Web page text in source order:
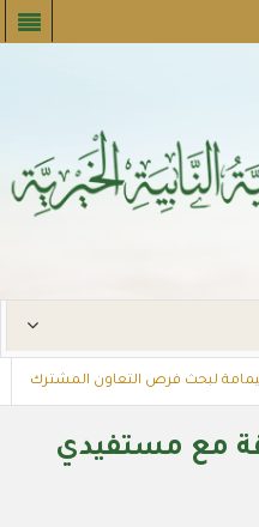
لبحث فرص التعاون المشترك
مع مستفيدي